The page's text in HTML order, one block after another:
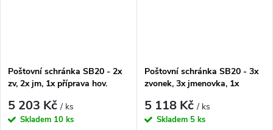
Poštovní schránka SB20 - 2x
zv, 2x jm, 1x příprava hov.
5 203 Kč/ ks
Skladem 10 ks
Poštovní schránka SB20 - 3x
zvonek, 3x jmenovka, 1x
5 118 Kč/ ks
Skladem 5 ks